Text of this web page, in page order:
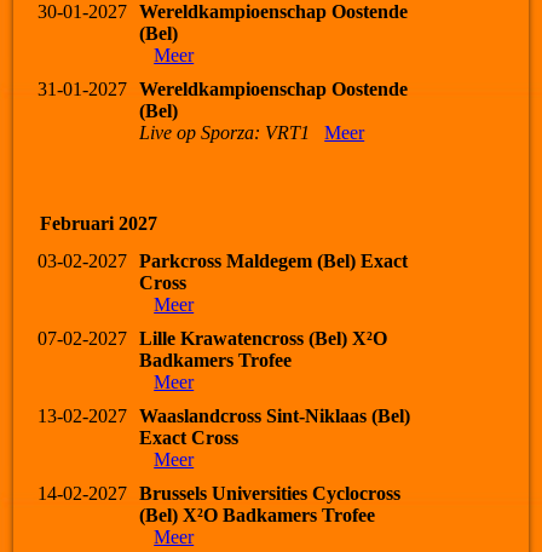
30-01-2027
Wereldkampioenschap Oostende
(Bel)
Meer
31-01-2027
Wereldkampioenschap Oostende
(Bel)
Live op Sporza: VRT1
Meer
Februari 2027
03-02-2027
Parkcross Maldegem (Bel) Exact
Cross
Meer
07-02-2027
Lille Krawatencross (Bel) X²O
Badkamers Trofee
Meer
13-02-2027
Waaslandcross Sint-Niklaas (Bel)
Exact Cross
Meer
14-02-2027
Brussels Universities Cyclocross
(Bel) X²O Badkamers Trofee
Meer